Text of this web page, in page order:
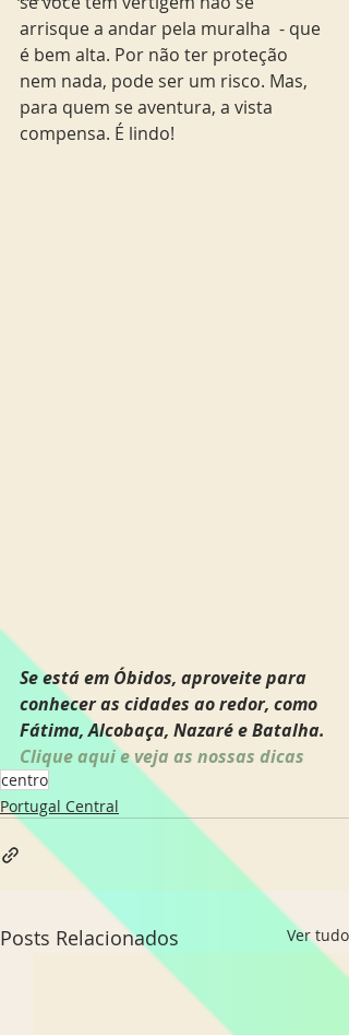
arrisque a andar pela muralha  - que
é bem alta. Por não ter proteção
nem nada, pode ser um risco. Mas,
para quem se aventura, a vista
compensa. É lindo!
Se está em Óbidos, aproveite para
conhecer as cidades ao redor, como
Fátima, Alcobaça, Nazaré e Batalha.
Clique aqui e veja as nossas dicas
centro
Portugal Central
Posts Relacionados Ver tudo